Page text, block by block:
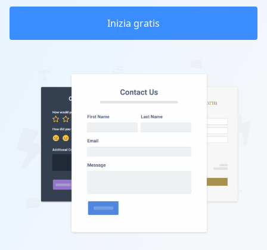
Inizia gratis